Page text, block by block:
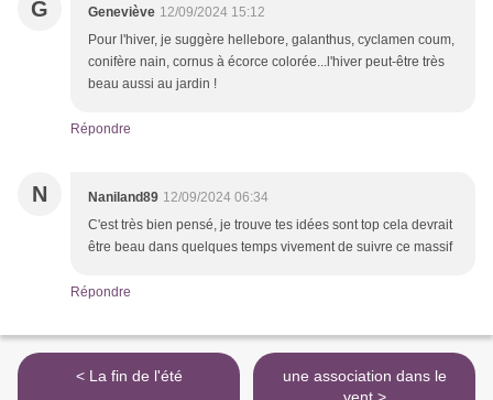
G Geneviève 12/09/2024 15:12
Pour l'hiver, je suggère hellebore, galanthus, cyclamen coum,
conifère nain, cornus à écorce colorée...l'hiver peut-être très
beau aussi au jardin !
Répondre
N Naniland89 12/09/2024 06:34
C'est très bien pensé, je trouve tes idées sont top cela devrait
être beau dans quelques temps vivement de suivre ce massif
Répondre
< La fin de l'été
une association dans le